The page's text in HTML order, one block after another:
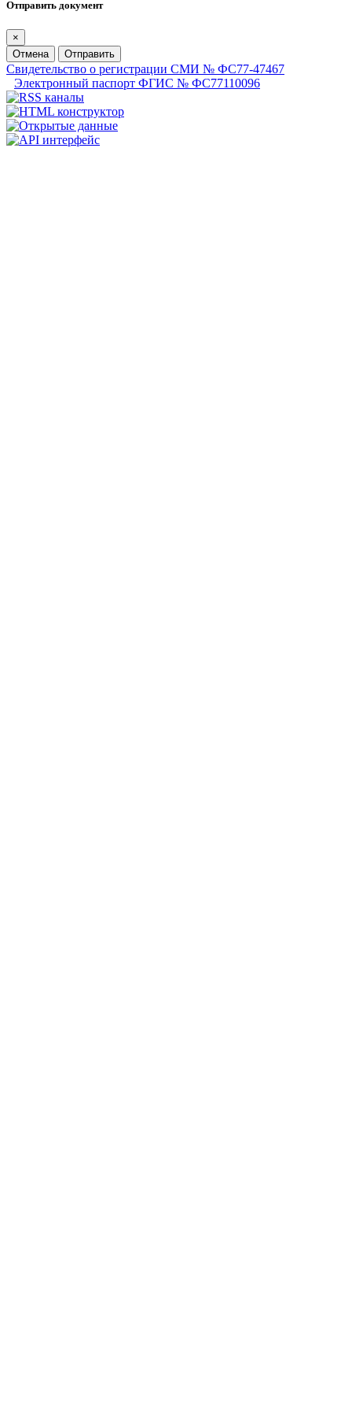
Отправить документ
×
Отмена
Отправить
Свидетельство о регистрации СМИ № ФС77-47467
Электронный паспорт ФГИС № ФС77110096